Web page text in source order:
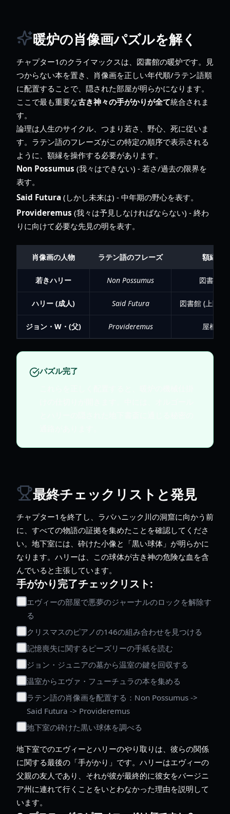
暖炉の肖像画パズルを解く
チャプター1のクライマックスは、図書館の暖炉です。見
つからない本を置き、肖像画を正しい年代順/ラテン語順
に配置することで、隠された部屋が明らかになります。
ここで最も重要な古き神々の手がかりが全て統合されま
す。
論理は人生のサイクル、つまり若さ、野心、死に従いま
す。ラテン語のフレーズがこの特定の順序で表示される
ように、額縁を操作する必要があります。
Non Possumus (我々はできない) - 若さ/過去の限界を
表す。
Said Futura (しかし未来は) - 中年期の野心を表す。
Provideremus (我々は予見しなければならない) - 終わ
りに向けて必要な先見の明を表す。
肖像画の人物 ラテン語のフレーズ 額縁の
若きハリー Non Possumus 図書館 (
ハリー (成人) Said Futura 図書館 (上階/
ジョン・W・(父) Provideremus 屋根裏
パズル完了
最終チェックリストと発見
チャプター1を終了し、ラパハニック川の洞窟に向かう前
に、すべての物語の証拠を集めたことを確認してくださ
い。地下室には、砕けた小像と「黒い球体」が明らかに
なります。ハリーは、この球体が古き神の危険な血を含
んでいると主張しています。
手がかり完了チェックリスト:
エヴィーの部屋で悪夢のジャーナルのロックを解除す
る
クリスマスのピアノの146の組み合わせを見つける
記憶喪失に関するピーズリーの手紙を読む
ジョン・ジュニアの墓から温室の鍵を回収する
温室からエヴァ・フューチュラの本を集める
ラテン語の肖像画を配置する：Non Possumus ->
Said Futura -> Provideremus
地下室の砕けた黒い球体を調べる
地下室でのエヴィーとハリーのやり取りは、彼らの関係
に関する最後の「手がかり」です。ハリーはエヴィーの
父親の友人であり、それが彼が最終的に彼女をバージニ
ア州に連れて行くことをいとわなかった理由を説明して
います。